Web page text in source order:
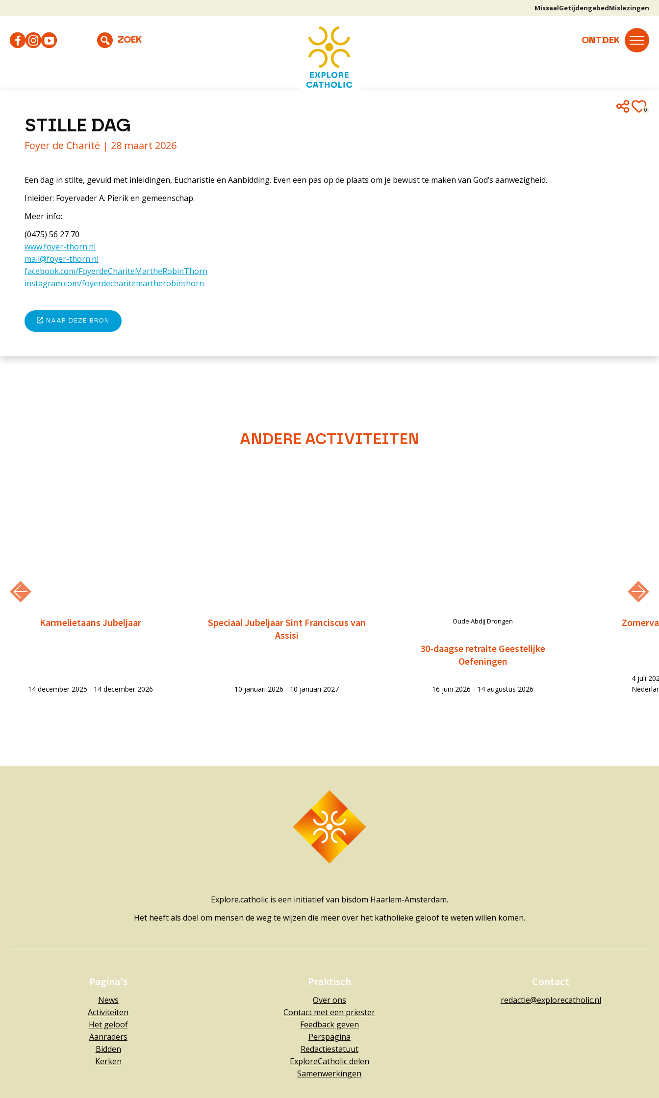
MissaalGetijdengebedMislezingen
0
STILLE DAG
Foyer de Charité | 28 maart 2026
Een dag in stilte, gevuld met inleidingen, Eucharistie en Aanbidding. Even een pas op de plaats om je bewust te maken van God’s aanwezigheid.
Inleider: Foyervader A. Pierik en gemeenschap.
Meer info:
(0475) 56 27 70
www.foyer-thorn.nl
mail@foyer-thorn.nl
facebook.com/FoyerdeChariteMartheRobinThorn
instagram.com/foyerdecharitemartherobinthorn
NAAR DEZE BRON
ANDERE ACTIVITEITEN
Karmelietaans Jubeljaar
14 december 2025 - 14 december 2026
Speciaal Jubeljaar Sint Franciscus van
Assisi
10 januari 2026 - 10 januari 2027
Oude Abdij Drongen
30-daagse retraite Geestelijke
Oefeningen
16 juni 2026 - 14 augustus 2026
4 juli
Explore.catholic is een initiatief van bisdom Haarlem-Amsterdam.
Het heeft als doel om mensen de weg te wijzen die meer over het katholieke geloof te weten willen komen.
Pagina's
News
Activiteiten
Het geloof
Aanraders
Bidden
Kerken
Praktisch
Over ons
Contact met een priester
Feedback geven
Perspagina
Redactiestatuut
ExploreCatholic delen
Samenwerkingen
Contact
redactie@explorecatholic.nl